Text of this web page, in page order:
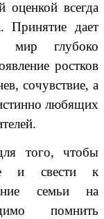
оценкой всегда
Принятие дает
мир глубоко
ростков
сочувствие, а
любящих
чтобы
и свести к
семьи на
помнить